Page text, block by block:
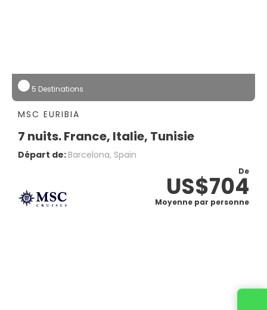
5 Destinations
MSC EURIBIA
7 nuits. France, Italie, Tunisie
Départ de: Barcelona, Spain
De
US$704
Moyenne par personne